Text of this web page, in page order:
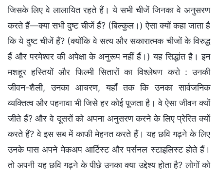
जिसके लिए वे लालायित रहते हैं। ये सभी चीजें जिनका वे अनुसरण
करते हैं—क्या सभी दुष्ट चीजें हैं? (बिल्कुल।) ऐसा क्यों कहा जाता है
कि ये दुष्ट चीजें हैं? (क्योंकि वे सत्य और सकारात्मक चीजों के विरुद्ध
हैं और परमेश्वर की अपेक्षा के अनुरूप नहीं हैं।) यह सिद्धांत है। इन
मशहूर हस्तियों और फिल्मी सितारों का विश्लेषण करो : उनकी
जीवन-शैली, उनका आचरण, यहाँ तक कि उनका सार्वजनिक
व्यक्तित्व और पहनावा भी जिसे हर कोई पूजता है। वे ऐसा जीवन क्यों
जीते हैं? और वे दूसरों को अपना अनुसरण करने के लिए प्रेरित क्यों
करते हैं? वे इस सब में काफी मेहनत करते हैं। यह छवि गढ़ने के लिए
उनके पास अपने मेकअप आर्टिस्ट और पर्सनल स्टाइलिस्ट होते हैं।
तो अपनी यह छवि गढ़ने के पीछे उनका क्या उद्देश्य होता है? लोगों को